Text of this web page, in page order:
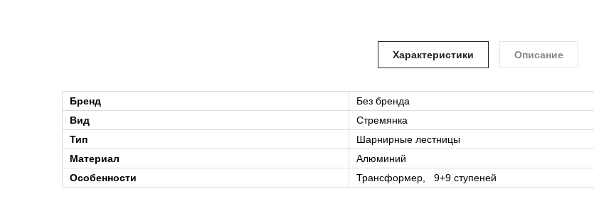
Характеристики Описание
Бренд
Без бренда
Вид
Стремянка
Тип
Шарнирные лестницы
Материал
Алюминий
Особенности
Трансформер, 9+9 ступеней